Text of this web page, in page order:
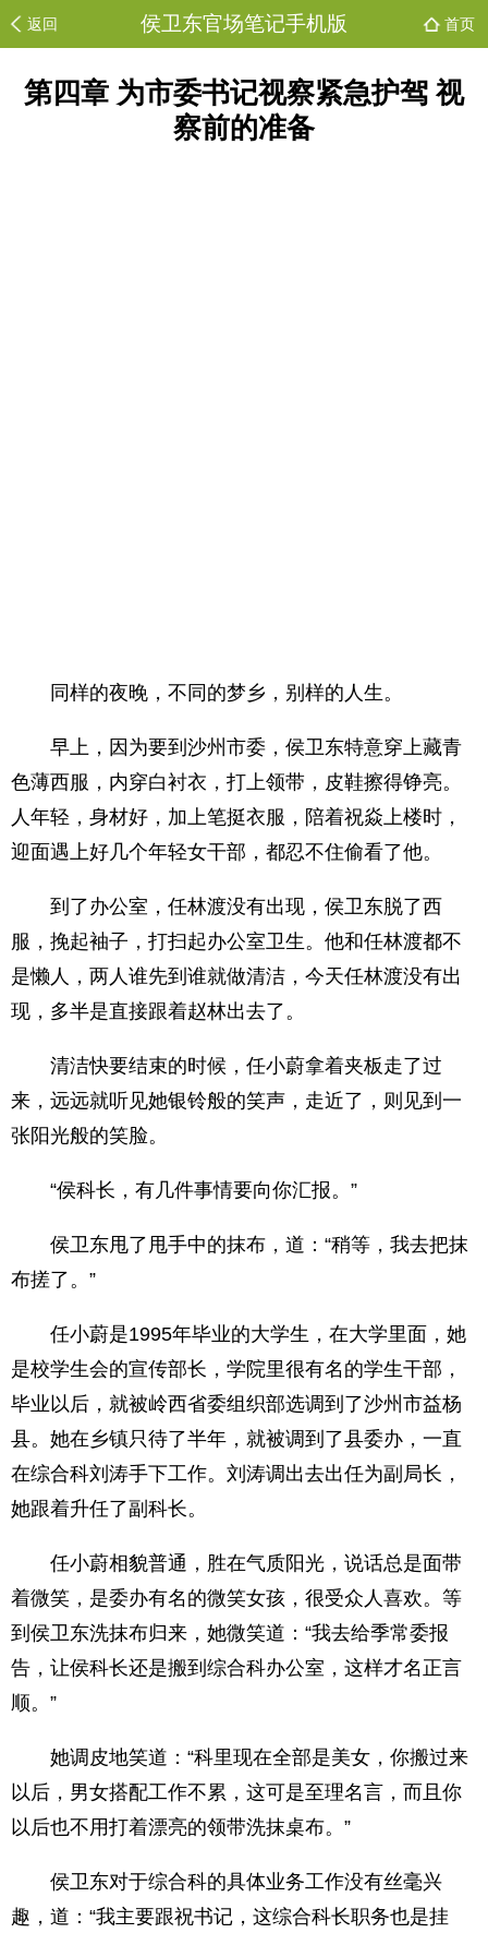
返回 侯卫东官场笔记手机版 首页
第四章 为市委书记视察紧急护驾 视
察前的准备
同样的夜晚，不同的梦乡，别样的人生。
早上，因为要到沙州市委，侯卫东特意穿上藏青
色薄西服，内穿白衬衣，打上领带，皮鞋擦得铮亮。
人年轻，身材好，加上笔挺衣服，陪着祝焱上楼时，
迎面遇上好几个年轻女干部，都忍不住偷看了他。
到了办公室，任林渡没有出现，侯卫东脱了西
服，挽起袖子，打扫起办公室卫生。他和任林渡都不
是懒人，两人谁先到谁就做清洁，今天任林渡没有出
现，多半是直接跟着赵林出去了。
清洁快要结束的时候，任小蔚拿着夹板走了过
来，远远就听见她银铃般的笑声，走近了，则见到一
张阳光般的笑脸。
“侯科长，有几件事情要向你汇报。”
侯卫东甩了甩手中的抹布，道：“稍等，我去把抹
布搓了。”
任小蔚是1995年毕业的大学生，在大学里面，她
是校学生会的宣传部长，学院里很有名的学生干部，
毕业以后，就被岭西省委组织部选调到了沙州市益杨
县。她在乡镇只待了半年，就被调到了县委办，一直
在综合科刘涛手下工作。刘涛调出去出任为副局长，
她跟着升任了副科长。
任小蔚相貌普通，胜在气质阳光，说话总是面带
着微笑，是委办有名的微笑女孩，很受众人喜欢。等
到侯卫东洗抹布归来，她微笑道：“我去给季常委报
告，让侯科长还是搬到综合科办公室，这样才名正言
顺。”
她调皮地笑道：“科里现在全部是美女，你搬过来
以后，男女搭配工作不累，这可是至理名言，而且你
以后也不用打着漂亮的领带洗抹桌布。”
侯卫东对于综合科的具体业务工作没有丝毫兴
趣，道：“我主要跟祝书记，这综合科长职务也是挂